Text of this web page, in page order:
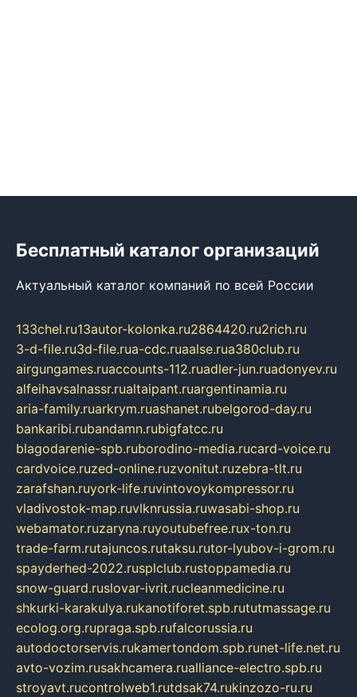
Бесплатный каталог организаций
Актуальный каталог компаний по всей России
133chel.ru13autor-kolonka.ru2864420.ru2rich.ru
3-d-file.ru3d-file.rua-cdc.ruaalse.rua380club.ru
airgungames.ruaccounts-112.ruadler-jun.ruadonyev.ru
alfeihavsalnassr.rualtaipant.ruargentinamia.ru
aria-family.ruarkrym.ruashanet.rubelgorod-day.ru
bankaribi.rubandamn.rubigfatcc.ru
blagodarenie-spb.ruborodino-media.rucard-voice.ru
cardvoice.ruzed-online.ruzvonitut.ruzebra-tlt.ru
zarafshan.ruyork-life.ruvintovoykompressor.ru
vladivostok-map.ruvlknrussia.ruwasabi-shop.ru
webamator.ruzaryna.ruyoutubefree.rux-ton.ru
trade-farm.rutajuncos.rutaksu.rutor-lyubov-i-grom.ru
spayderhed-2022.rusplclub.rustoppamedia.ru
snow-guard.ruslovar-ivrit.rucleanmedicine.ru
shkurki-karakulya.rukanotiforet.spb.rututmassage.ru
ecolog.org.rupraga.spb.rufalcorussia.ru
autodoctorservis.rukamertondom.spb.runet-life.net.ru
avto-vozim.rusakhcamera.rualliance-electro.spb.ru
stroyavt.rucontrolweb1.rutdsak74.rukinzozo-ru.ru